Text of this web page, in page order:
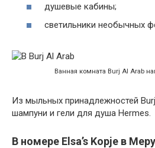
душевые кабины;
светильники необычных
Ванная комната Burj Al Arab
Из мыльных принадлежностей
шампуни и гели для душа Hermes.
В номере Elsa’s Kopje в